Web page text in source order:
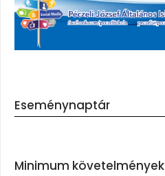
Eseménynaptár
Minimum követelmények